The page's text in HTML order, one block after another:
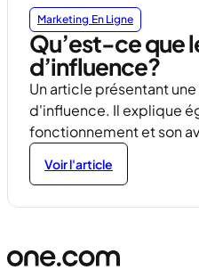
Marketing En Ligne
Qu’est-ce que
d’influence?
Un article présentant
d'influence. Il explique
fonctionnement et son
Voir l'article